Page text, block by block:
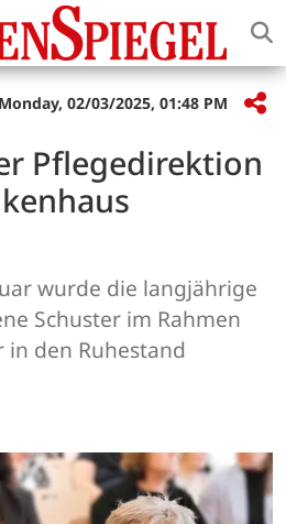
Monday, 02/03/2025, 01:48 PM
Pflegedirektion
wurde die langjährige
Schuster im Rahmen
den Ruhestand